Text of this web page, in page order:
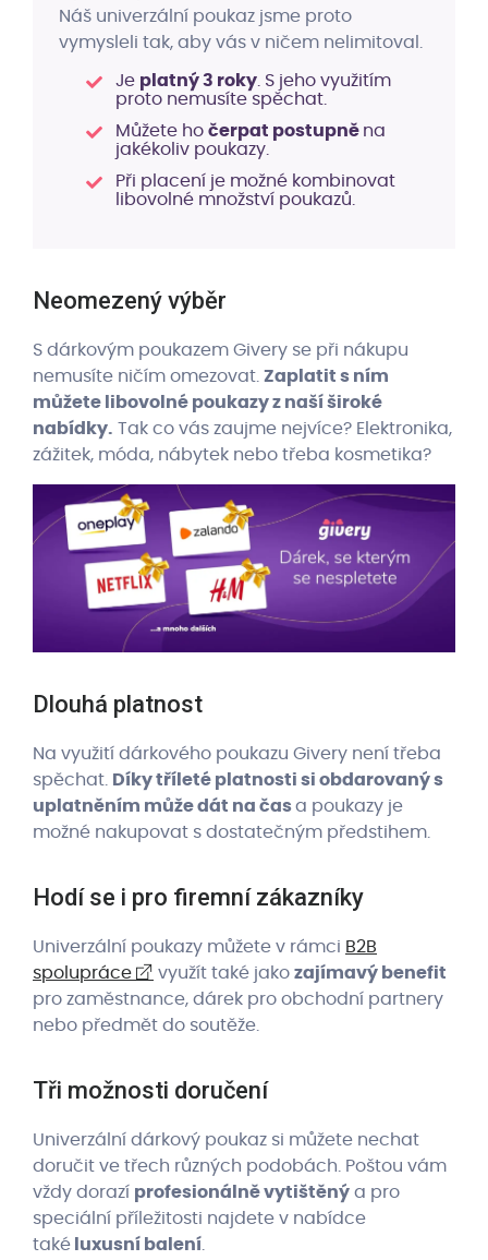
Náš univerzální poukaz jsme proto
vymysleli tak, aby vás v ničem nelimitoval.
Je platný 3 roky . S jeho využitím
proto nemusíte spěchat.
Můžete hočerpat postupně na
jakékoliv poukazy.
Při placení je možné kombinovat
libovolné množství poukazů.
Neomezený výběr
S dárkovým poukazem Givery se při nákupu
nemusíte ničím omezovat. Zaplatit s ním
můžete libovolné poukazy z naší široké
nabídky. Tak co vás zaujme nejvíce? Elektronika,
zážitek, móda, nábytek nebo třeba kosmetika?
Dlouhá platnost
Na využití dárkového poukazu Givery není třeba
spěchat. Díky tříleté platnosti si obdarovaný s
uplatněním může dát na časa poukazy je
možné nakupovat s dostatečným předstihem.
Hodí se i pro firemní zákazníky
Univerzální poukazy můžete v rámci B2B
spolupráce
využít také jako zajímavý benefit
pro zaměstnance, dárek pro obchodní partnery
nebo předmět do soutěže.
Tři možnosti doručení
Univerzální dárkový poukaz si můžete nechat
doručit ve třech různých podobách. Poštou vám
vždy dorazí profesionálně vytištěný a pro
speciální příležitosti najdete v nabídce
také luxusní balení.